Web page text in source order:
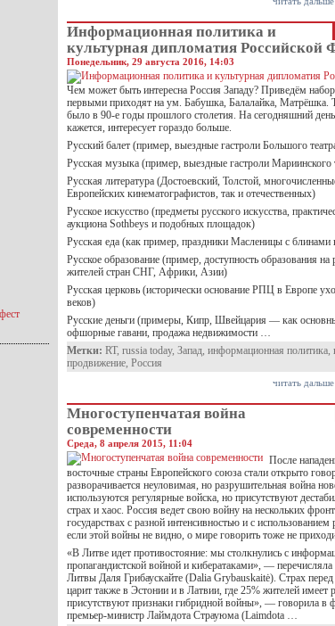
Информационная политика и
культурная дипломатия Российской
Понедельник, 29 августа 2016, 14:03
Чем может быть интересна Россия Западу? Приведём
первыми приходят на ум. Бабушка, Балалайка, Матрёшка.
было в 90-е годы прошлого столетия. На сегодняшний
кажется, интересует гораздо больше.
Русский балет (пример, выездные гастроли Большого
Русская музыка (пример, выездные гастроли Мариинского
Русская литература (Достоевский, Толстой,
Европейских кинематографистов, так и отечественных)
Русское искусство (предметы русского искусства,
аукциона Sothbeys и подобных площадок)
Русская еда (как пример, праздники Масленицы с блинами
Русское образование (пример, доступность образования
жителей стран СНГ, Африки, Азии)
Русская церковь (исторически основание РПЦ в Европе
веков)
Русские деньги (примеры, Кипр, Швейцария — как
офшорные гавани, продажа недвижимости …
Метки: RT, russia today, Запад, информационная политика,
продвижение, Россия
читать дальше
Многоступенчатая война
современности
Среда, 8 апреля 2015, 11:04
После
восточные страны Европейского союза стали открыто
разворачивается неуловимая, но разрушительная война
используются регулярные войска, но присутствуют
страх и хаос. Россия ведет свою войну на нескольких
государствах с разной интенсивностью и с
если этой войны не видно, о мире говорить тоже не
«В Литве идет противостояние: мы столкнулись с
пропагандистской войной и кибератаками», — перечисляла
Литвы Даля Грибаускайте (Dalia Grybauskaitė). Страх
царит также в Эстонии и в Латвии, где 25% жителей имеет
присутствуют признаки гибридной войны», — говорила в
премьер-министр Лаймдота Страуюма (Laimdota …